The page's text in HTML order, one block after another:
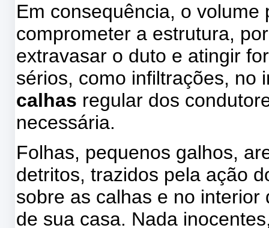
Em consequência, o
comprometer a estrutura,
extravasar o duto e atingir
sérios, como infiltrações, no
calhas regular dos
necessária.
Folhas, pequenos galhos,
detritos, trazidos pela ação
sobre as calhas e no
de sua casa. Nada